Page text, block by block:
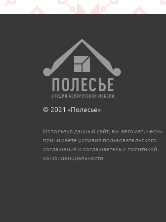
© 2021 «Полесье»
Используя данный сайт, вы автоматически
принимаете условия пользовательского
соглашения и соглашаетесь с политикой
конфиденциальности.